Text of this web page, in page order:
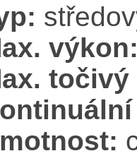
výkon: